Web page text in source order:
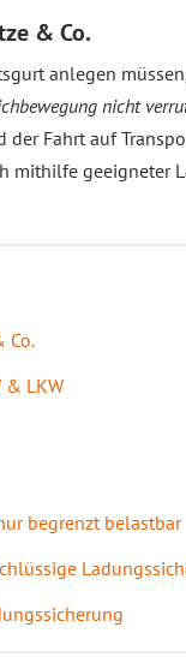
& Co.
anlegen
nicht
der Fahrt auf
mithilfe
Co.
& LKW
begrenzt belastbar